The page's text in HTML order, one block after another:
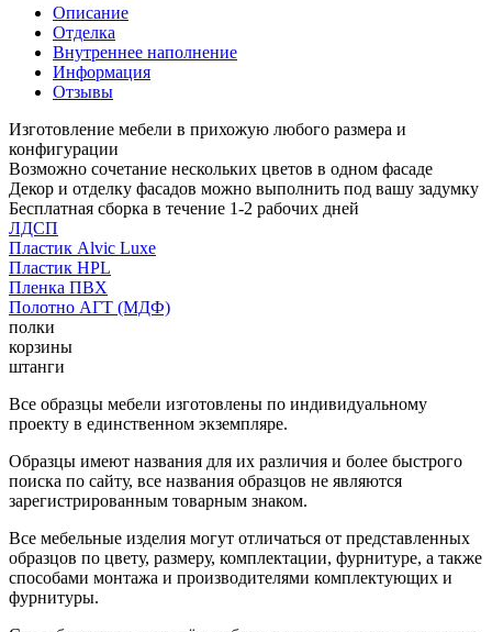
Описание
Отделка
Внутреннее наполнение
Информация
Отзывы
Изготовление мебели в прихожую любого размера и
конфигурации
Возможно сочетание нескольких цветов в одном фасаде
Декор и отделку фасадов можно выполнить под вашу задумку
Бесплатная сборка в течение 1-2 рабочих дней
ЛДСП
Пластик Alvic Luxe
Пластик HPL
Пленка ПВХ
Полотно АГТ (МДФ)
полки
корзины
штанги
Все образцы мебели изготовлены по индивидуальному
проекту в единственном экземпляре.
Образцы имеют названия для их различия и более быстрого
поиска по сайту, все названия образцов не являются
зарегистрированным товарным знаком.
Все мебельные изделия могут отличаться от представленных
образцов по цвету, размеру, комплектации, фурнитуре, а также
способами монтажа и производителями комплектующих и
фурнитуры.